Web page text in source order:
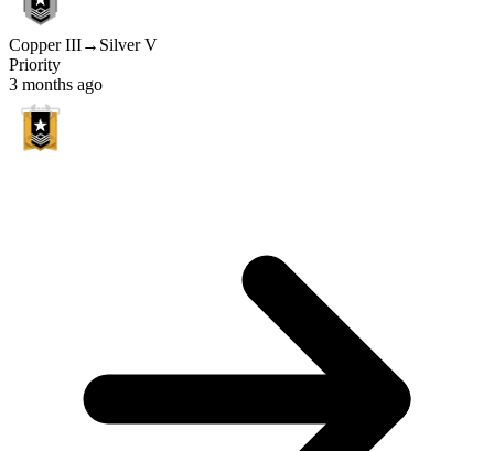
Copper III→ Silver V
Priority
3 months ago